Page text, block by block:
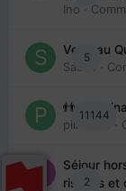
Ino ·
5
Venir au
Sab74
·
11144
👬
piinoush
·
2
Séjour
risques et